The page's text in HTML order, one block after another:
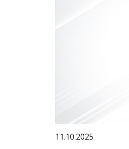
11.10.2025